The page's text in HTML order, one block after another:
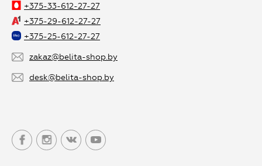
+375-33-612-27-27
+375-29-612-27-27
+375-25-612-27-27
zakaz@belita-shop.by
desk@belita-shop.by